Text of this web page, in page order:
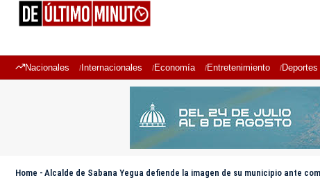
Nacionales Internacionales Economía Entretenimiento Deportes
Home - Alcalde de Sabana Yegua defiende la imagen de su municipio ante